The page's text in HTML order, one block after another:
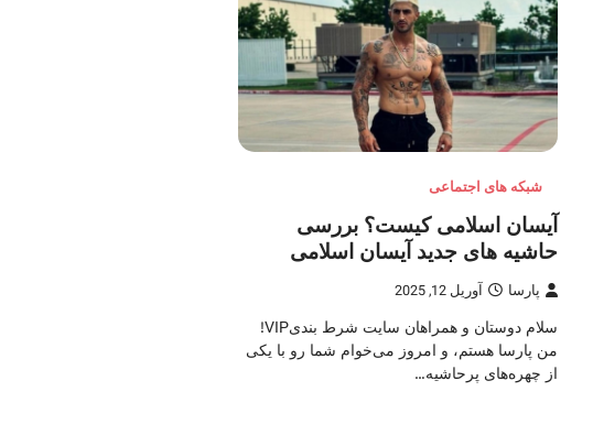
شبکه های اجتماعی
آیسان اسلامی کیست؟ بررسی
حاشیه های جدید آیسان اسلامی
پارسا آوریل 12, 2025
سلام دوستان و همراهان سایت شرط بندیVIP!
من پارسا هستم، و امروز می‌خوام شما رو با یکی
از چهره‌های پرحاشیه…